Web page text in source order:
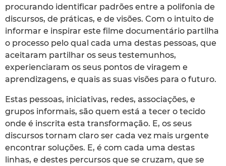
procurando identificar padrões entre a polifonia de
discursos, de práticas, e de visões. Com o intuito de
informar e inspirar este filme documentário partilha
o processo pelo qual cada uma destas pessoas, que
aceitaram partilhar os seus testemunhos,
experienciaram os seus pontos de viragem e
aprendizagens, e quais as suas visões para o futuro.
Estas pessoas, iniciativas, redes, associações, e
grupos informais, são quem está a tecer o tecido
onde é inscrita esta transformação. E, os seus
discursos tornam claro ser cada vez mais urgente
encontrar soluções. E, é com cada uma destas
linhas, e destes percursos que se cruzam, que se